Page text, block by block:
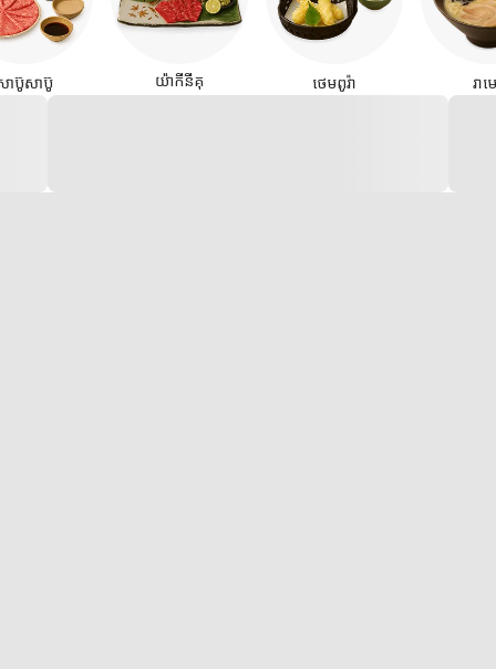
ាប៊ូសាប៊ូ យ៉ាកីនីគុ ថេមពូរ៉ា រា